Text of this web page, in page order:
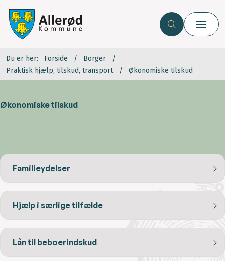
Du er her: Forside
Borger
Praktisk hjælp, tilskud, transport
Økonomiske tilskud
Økonomiske tilskud
Familieydelser
Hjælp i særlige tilfælde
Lån til beboerindskud